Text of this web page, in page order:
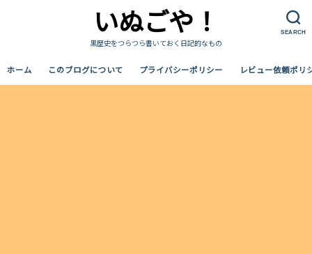
SEARCH
いぬごや！
黒歴史をつらつら書いておく日記的なもの
ホーム このブログについて プライバシーポリシー レビュー依頼ポリ